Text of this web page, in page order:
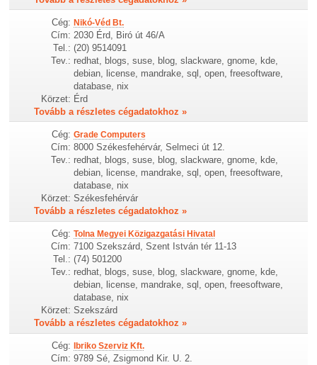
Cég: Nikó-Véd Bt.
Cím: 2030 Érd, Biró út 46/A
Tel.: (20) 9514091
Tev.: redhat, blogs, suse, blog, slackware, gnome, kde,
debian, license, mandrake, sql, open, freesoftware,
database, nix
Körzet: Érd
Tovább a részletes cégadatokhoz »
Cég: Grade Computers
Cím: 8000 Székesfehérvár, Selmeci út 12.
Tev.: redhat, blogs, suse, blog, slackware, gnome, kde,
debian, license, mandrake, sql, open, freesoftware,
database, nix
Körzet: Székesfehérvár
Tovább a részletes cégadatokhoz »
Cég: Tolna Megyei Közigazgatási Hivatal
Cím: 7100 Szekszárd, Szent István tér 11-13
Tel.: (74) 501200
Tev.: redhat, blogs, suse, blog, slackware, gnome, kde,
debian, license, mandrake, sql, open, freesoftware,
database, nix
Körzet: Szekszárd
Tovább a részletes cégadatokhoz »
Cég: Ibriko Szerviz Kft.
Cím: 9789 Sé, Zsigmond Kir. U. 2.